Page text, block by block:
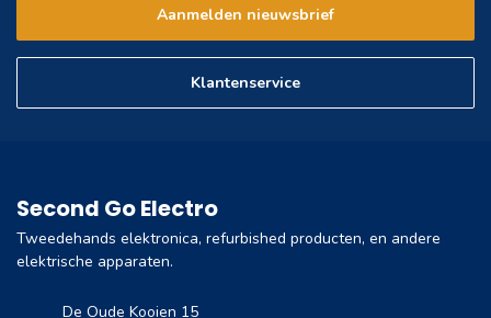
Aanmelden nieuwsbrief
Klantenservice
Second Go Electro
Tweedehands elektronica, refurbished producten, en andere
elektrische apparaten.
De Oude Kooien 15